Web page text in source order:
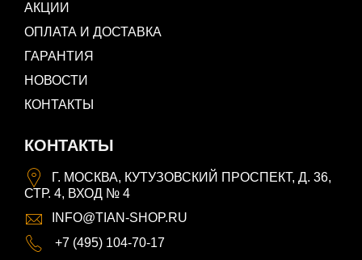
АКЦИИ
ОПЛАТА И ДОСТАВКА
ГАРАНТИЯ
НОВОСТИ
КОНТАКТЫ
КОНТАКТЫ
Г. МОСКВА, КУТУЗОВСКИЙ ПРОСПЕКТ, Д. 36,
СТР. 4, ВХОД № 4
INFO@TIAN-SHOP.RU
+7 (495) 104-70-17